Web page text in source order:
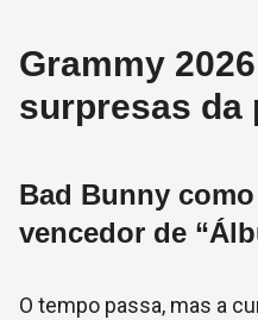
Grammy
surpresas da
Bad Bunny
vencedor de
O tempo passa, mas a